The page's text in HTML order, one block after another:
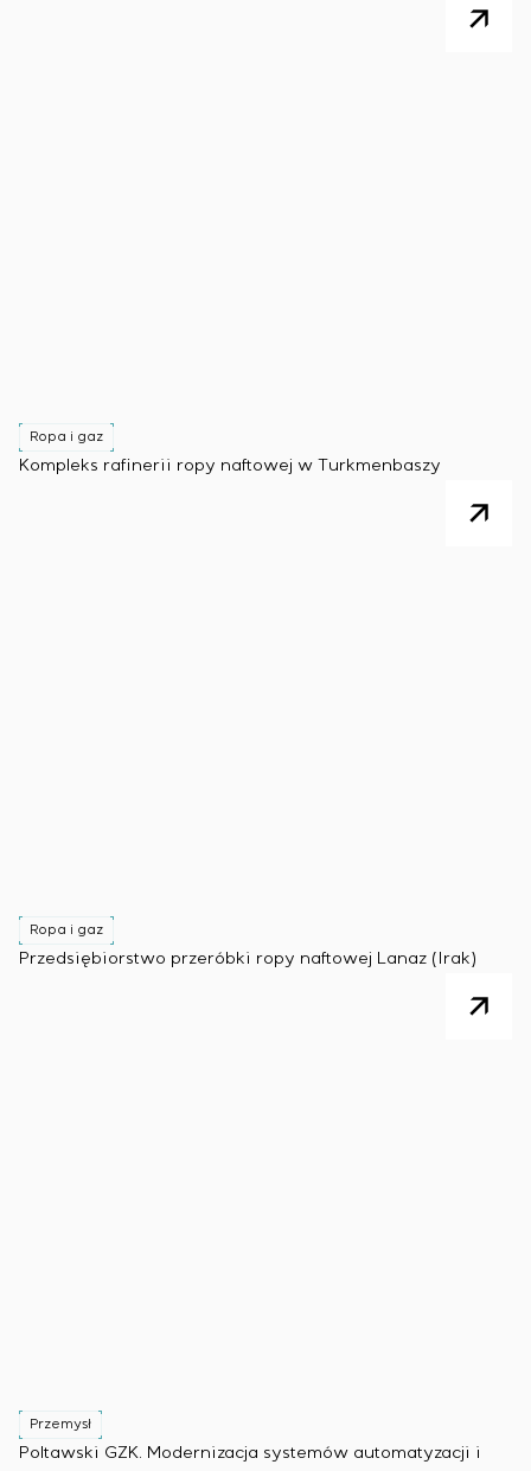
Ropa i gaz
Kompleks rafinerii ropy naftowej w Turkmenbaszy
Ropa i gaz
Przedsiębiorstwo przeróbki ropy naftowej Lanaz (Irak)
Przemysł
Poltawski GZK. Modernizacja systemów automatyzacji i